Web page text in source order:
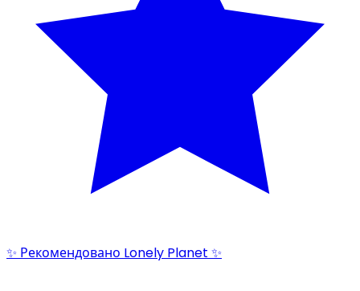
✨ Рекомендовано Lonely Planet ✨